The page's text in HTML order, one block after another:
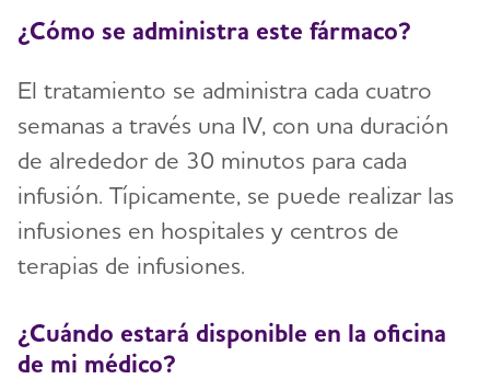
¿Cómo se administra este fármaco?
El tratamiento se administra cada cuatro
semanas a través una IV, con una duración
de alrededor de 30 minutos para cada
infusión. Típicamente, se puede realizar las
infusiones en hospitales y centros de
terapias de infusiones.
¿Cuándo estará disponible en la oficina
de mi médico?